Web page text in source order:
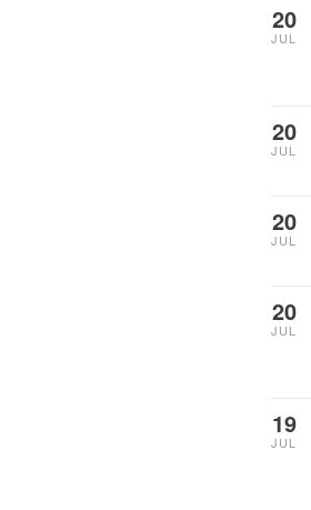
20
JUL
20
JUL
20
JUL
20
JUL
19
JUL